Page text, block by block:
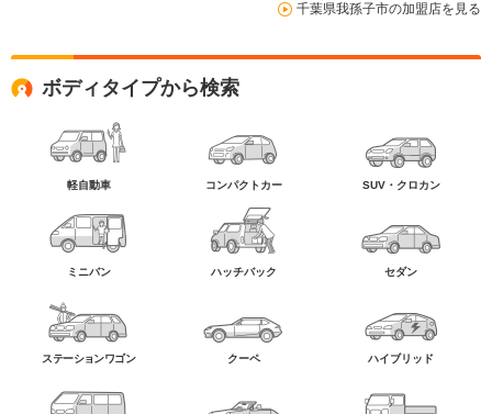
千葉県我孫子市の加盟店を見る
ボディタイプから検索
軽自動車 コンパクトカー SUV・クロカン
ミニバン ハッチバック セダン
ステーションワゴン クーペ ハイブリッド